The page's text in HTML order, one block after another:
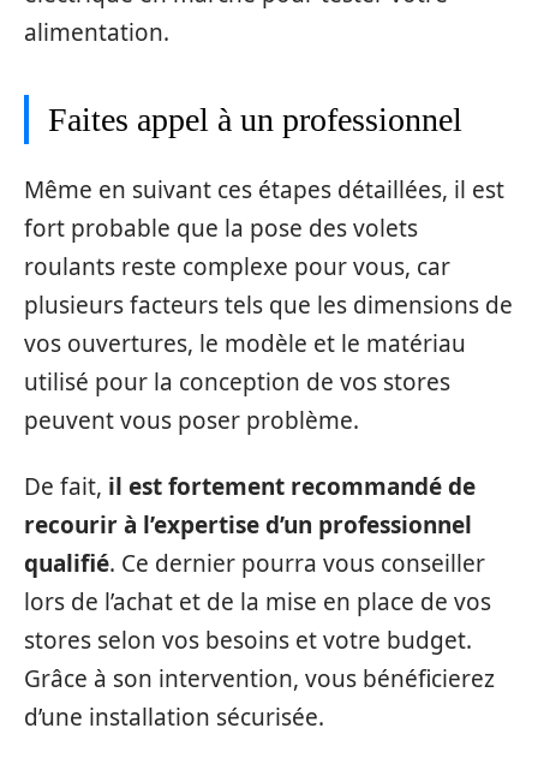
alimentation.
Faites appel à un professionnel
Même en suivant ces étapes détaillées, il est
fort probable que la pose des volets
roulants reste complexe pour vous, car
plusieurs facteurs tels que les dimensions de
vos ouvertures, le modèle et le matériau
utilisé pour la conception de vos stores
peuvent vous poser problème.
De fait, il est fortement recommandé de
recourir à l’expertise d’un professionnel
qualifié. Ce dernier pourra vous conseiller
lors de l’achat et de la mise en place de vos
stores selon vos besoins et votre budget.
Grâce à son intervention, vous bénéficierez
d’une installation sécurisée.